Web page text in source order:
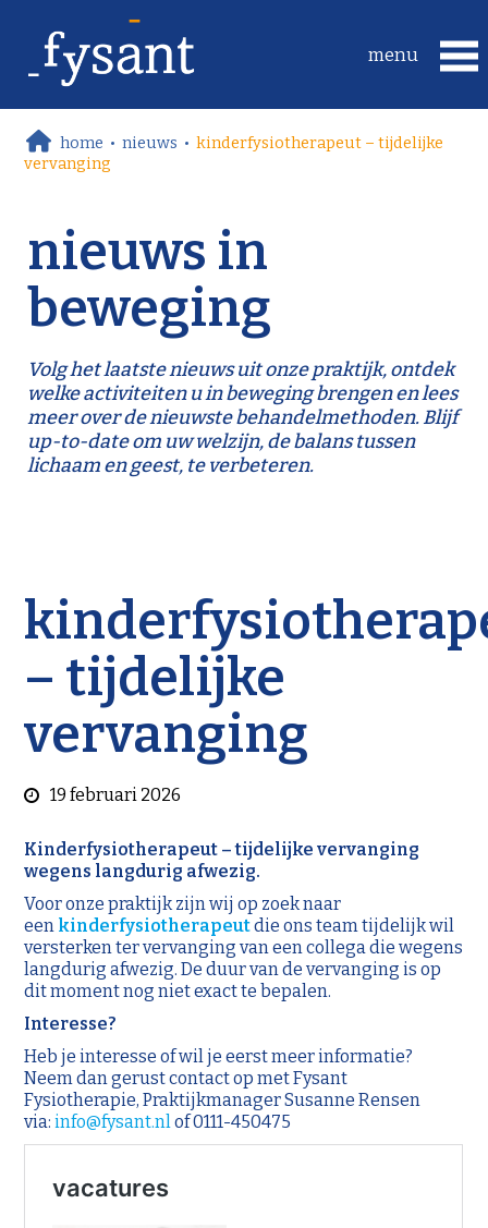
home • nieuws • kinderfysiotherapeut – tijdelijke
vervanging
nieuws in
beweging
Volg het laatste nieuws uit onze praktijk, ontdek
welke activiteiten u in beweging brengen en lees
meer over de nieuwste behandelmethoden. Blijf
up-to-date om uw welzijn, de balans tussen
lichaam en geest, te verbeteren.
– tijdelijke
vervanging
19 februari 2026
Kinderfysiotherapeut – tijdelijke vervanging
wegens langdurig afwezig.
Voor onze praktijk zijn wij op zoek naar
een kinderfysiotherapeutdie ons team tijdelijk wil
versterken ter vervanging van een collega die wegens
langdurig afwezig. De duur van de vervanging is op
dit moment nog niet exact te bepalen.
Interesse?
Heb je interesse of wil je eerst meer informatie?
Neem dan gerust contact op met Fysant
Fysiotherapie, Praktijkmanager Susanne Rensen
via:info@fysant.nlof 0111-450475